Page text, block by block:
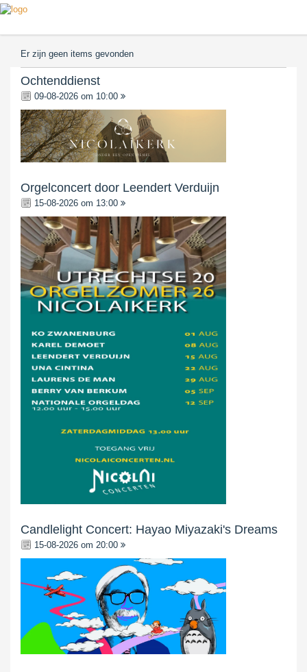
Er zijn geen items gevonden
Ochtenddienst
09-08-2026 om 10:00
Orgelconcert door Leendert Verduijn
15-08-2026 om 13:00
Candlelight Concert: Hayao Miyazaki's Dreams
15-08-2026 om 20:00